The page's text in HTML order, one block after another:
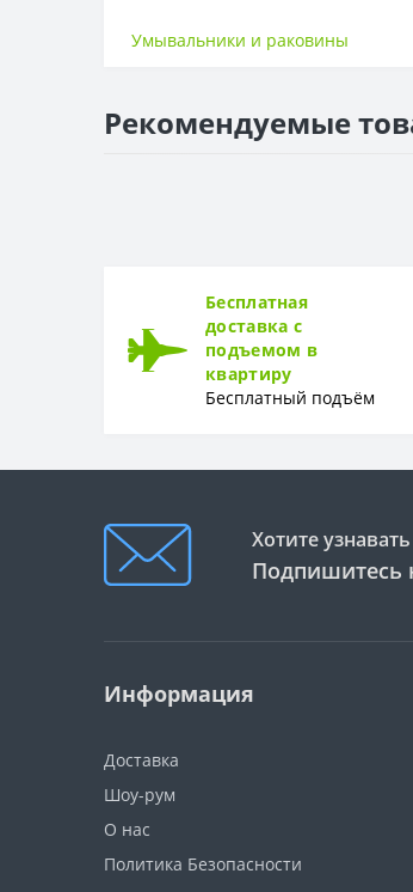
Умывальники и раковины
Рекомендуемые
Бесплатная
доставка с
подъемом в
квартиру
Бесплатный подъём
Хотите
Подпишитесь
Информация
Доставка
Шоу-рум
О нас
Политика Безопасности